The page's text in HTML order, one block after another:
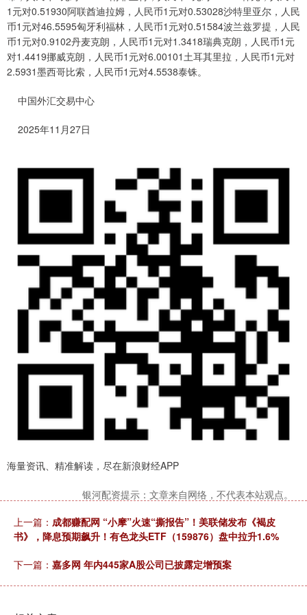
1元对0.51930阿联酋迪拉姆，人民币1元对0.53028沙特里亚尔，人民
币1元对46.5595匈牙利福林，人民币1元对0.51584波兰兹罗提，人民
币1元对0.9102丹麦克朗，人民币1元对1.3418瑞典克朗，人民币1元
对1.4419挪威克朗，人民币1元对6.00101土耳其里拉，人民币1元对
2.5931墨西哥比索，人民币1元对4.5538泰铢。
中国外汇交易中心
2025年11月27日
海量资讯、精准解读，尽在新浪财经APP
银河配资提示：文章来自网络，不代表本站观点。
上一篇： 成都赚配网 “小摩”火速“撕报告”！美联储发布《褐皮
书》，降息预期飙升！有色龙头ETF（159876）盘中拉升1.6%
下一篇： 嘉多网 年内445家A股公司已披露定增预案